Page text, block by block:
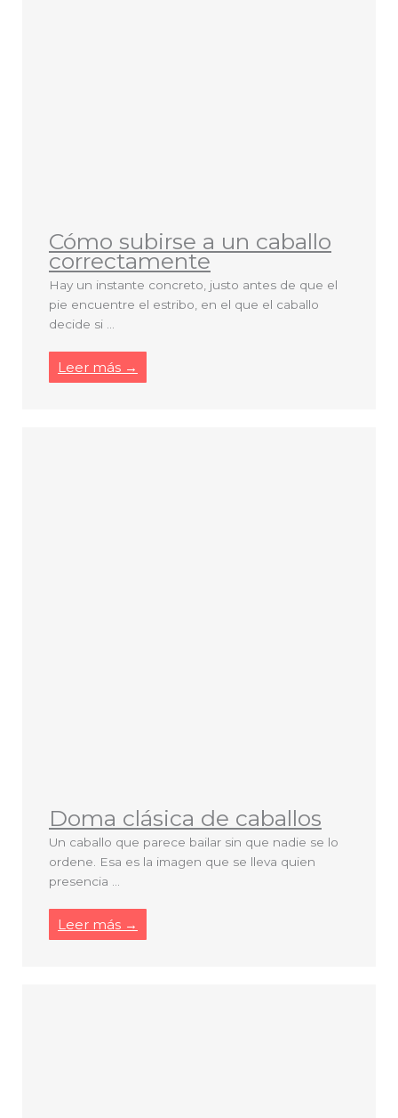
Cómo subirse a un caballo
correctamente
Hay un instante concreto, justo antes de que el
pie encuentre el estribo, en el que el caballo
decide si ...
Leer más →
Doma clásica de caballos
Un caballo que parece bailar sin que nadie se lo
ordene. Esa es la imagen que se lleva quien
presencia ...
Leer más →